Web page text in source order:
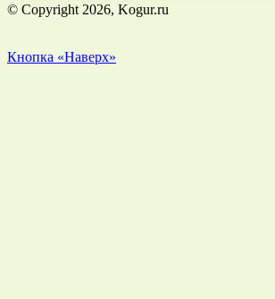
© Copyright 2026, Kogur.ru
Кнопка «Наверх»